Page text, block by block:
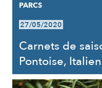
PARCS
27/05/2020
Carnets de
Pontoise,